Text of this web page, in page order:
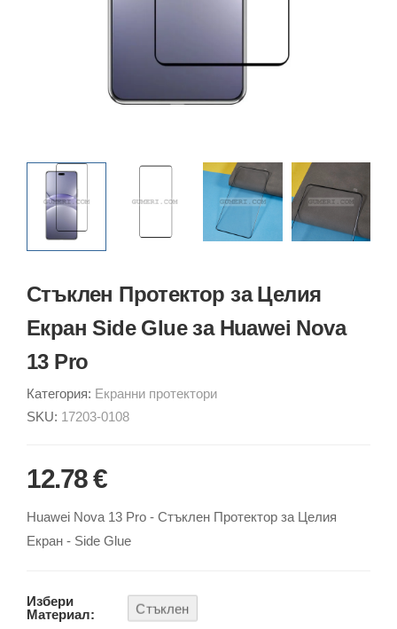
Стъклен Протектор за Целия
Екран Side Glue за Huawei Nova
13 Pro
Категория: Екранни протектори
SKU: 17203-0108
12.78 €
Huawei Nova 13 Pro - Стъклен Протектор за Целия
Екран - Side Glue
Избери
Материал:
Стъклен